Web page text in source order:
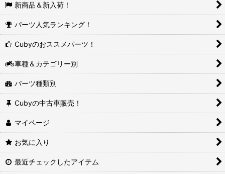
新商品＆新入荷！
パーツ人気ランキング！
Cubyのおススメパーツ！
車種＆カテゴリー別
パーツ種類別
Cubyの中古車販売！
マイページ
お気に入り
最近チェックしたアイテム